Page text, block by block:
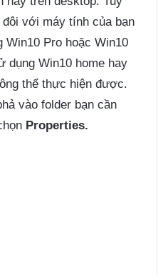
với máy tính của bạn
Win10 Pro hoặc Win10
dụng Win10 home hay
thể thực hiện được.
vào folder bạn cần
Properties.